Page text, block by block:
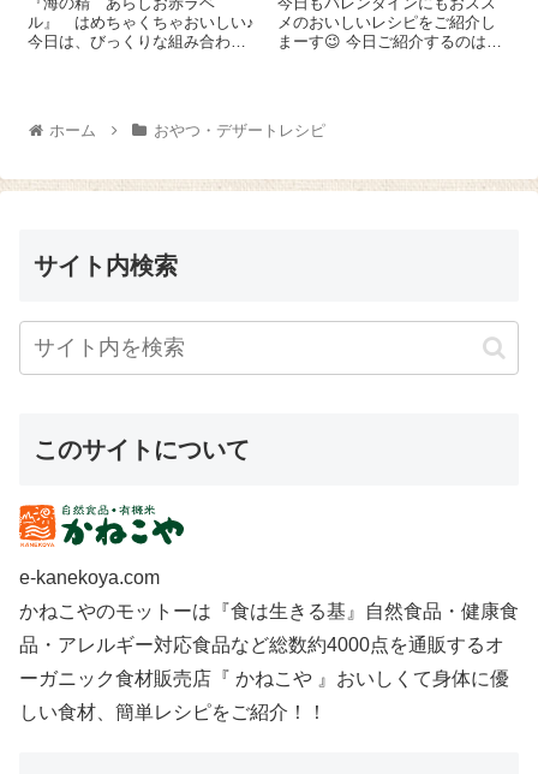
ル』 はめちゃくちゃおいしい♪
今日は、びっくりな組み合わ
にごま油 小さじ1～と『海の
精 あらしお赤ラベル...
メのおいしいレシピをご紹介し
まーす😉 今日ご紹介するのはチ
コンポートを作ります。り...
ホーム おやつ・デザートレシピ
サイト内検索
このサイトについて
e-kanekoya.com
かねこやのモットーは『食は生きる基』自然食品・健康食
品・アレルギー対応食品など総数約4000点を通販するオ
ーガニック食材販売店『 かねこや 』おいしくて身体に優
しい食材、簡単レシピをご紹介！！